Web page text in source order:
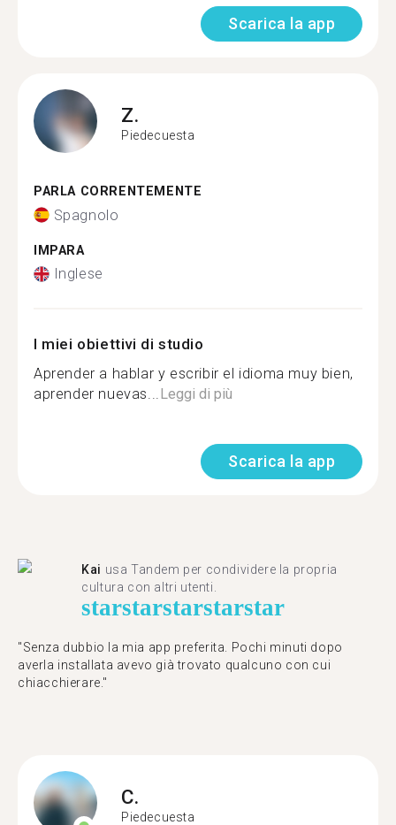
Scarica la app
Z.
Piedecuesta
PARLA CORRENTEMENTE
Spagnolo
IMPARA
Inglese
I miei obiettivi di studio
Aprender a hablar y escribir el idioma muy bien,
aprender nuevas...Leggi di più
Scarica la app
Kai usa Tandem per condividere la propria
cultura con altri utenti.
starstarstarstarstar
"Senza dubbio la mia app preferita. Pochi minuti dopo
averla installata avevo già trovato qualcuno con cui
chiacchierare."
C.
Piedecuesta